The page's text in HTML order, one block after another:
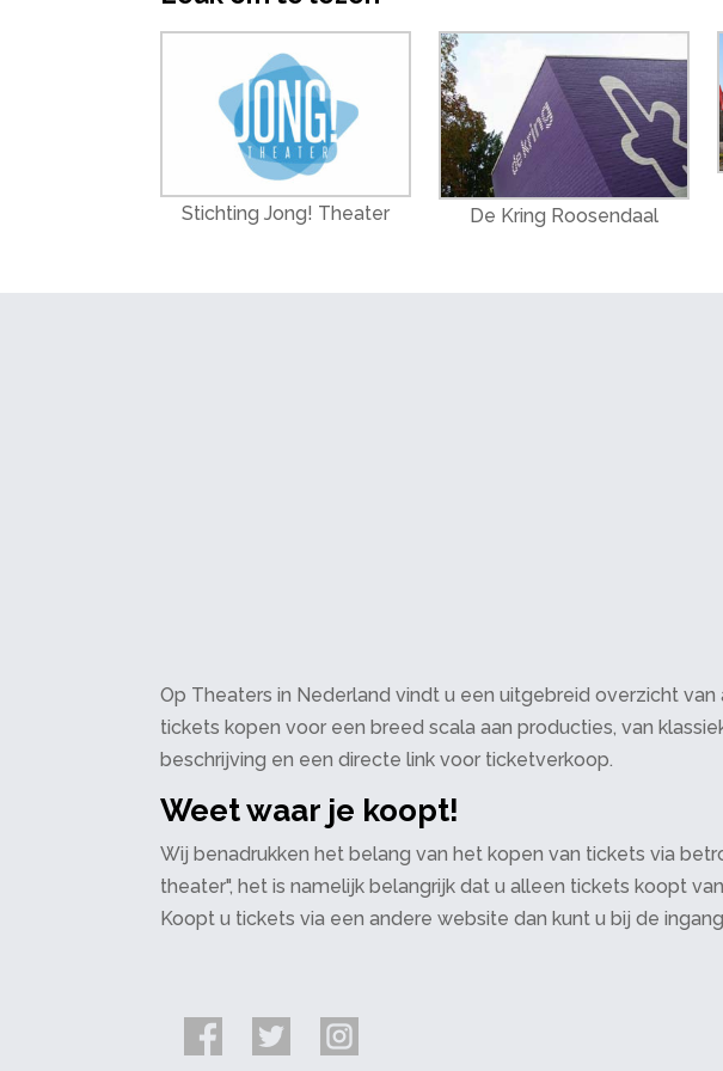
Stichting Jong! Theater De Kring Roosendaal
Op Theaters in Nederland vindt u een uitgebreid overzicht
tickets kopen voor een breed scala aan producties, van
beschrijving en een directe link voor ticketverkoop.
Weet waar je koopt!
Wij benadrukken het belang van het kopen van tickets via
theater", het is namelijk belangrijk dat u alleen tickets koopt
Koopt u tickets via een andere website dan kunt u bij de